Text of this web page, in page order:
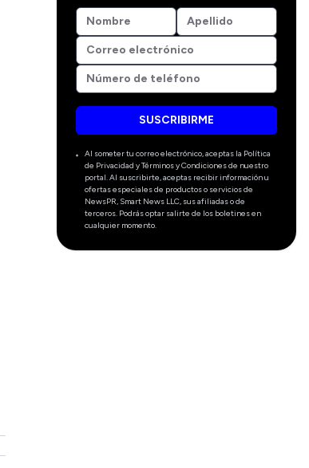
SUSCRIBIRME
Al someter tu correo electrónico, aceptas la Política
de Privacidad y Términos y Condiciones de nuestro
portal. Al suscribirte, aceptas recibir información u
ofertas especiales de productos o servicios de
NewsPR, Smart News LLC, sus afiliadas o de
terceros. Podrás optar salirte de los boletines en
cualquier momento.